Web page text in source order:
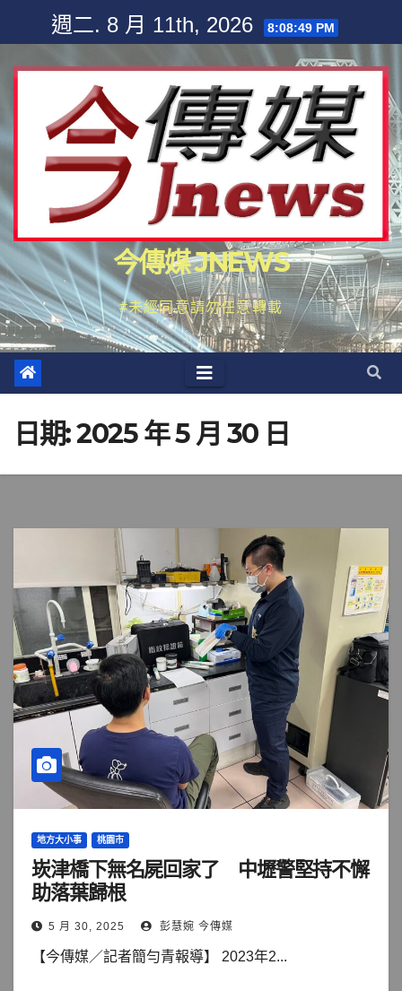
content
週二. 8 月 11th, 2026 8:08:52 PM
今傳媒 JNEWS
#未經同意請勿任意轉載
日期:2025 年 5 月 30 日
地方大小事 桃園市
崁津橋下無名屍回家了 中壢警堅持不懈
助落葉歸根
5 月 30, 2025 彭慧婉 今傳媒
【今傳媒／記者簡勻青報導】 2023年2...